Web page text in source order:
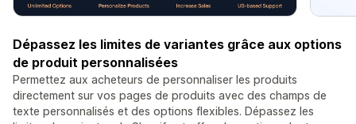
Dépassez les limites de variantes grâce aux options
de produit personnalisées
Permettez aux acheteurs de personnaliser les produits
directement sur vos pages de produits avec des champs de
texte personnalisés et des options flexibles. Dépassez les